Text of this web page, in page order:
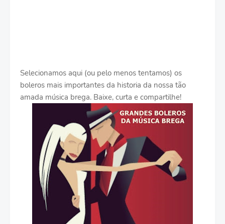
Selecionamos aqui (ou pelo menos tentamos) os
boleros mais importantes da historia da nossa tão
amada música brega. Baixe, curta e compartilhe!